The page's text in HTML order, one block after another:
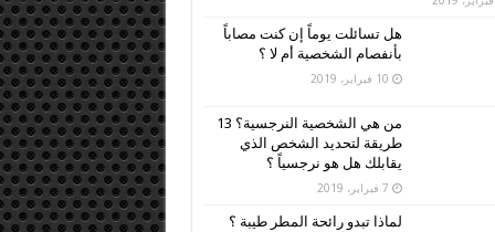
هل تسائلت يوماً إن كنت مصاباً
بأنفصام الشخصية أم لا ؟
10 فبراير، 2019
من هي الشخصية النرجسية؟ 13
طريقة لتحديد الشخص الذي
يقابلك هل هو نرجسياً ؟
7 فبراير، 2019
لماذا تبدو رائحة المطر طيبة ؟